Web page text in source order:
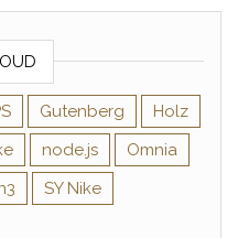
Gutenberg
Holz
node.js
Omnia
SY Nike